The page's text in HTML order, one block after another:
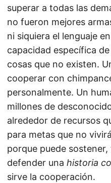
superar a todas las
no fueron mejores
ni siquiera el lenguaje
capacidad específica
cosas que no existen.
cooperar con
personalmente. Un
millones de
alrededor de recursos
para metas que no
porque puede
defender una historia
sirve la cooperación.